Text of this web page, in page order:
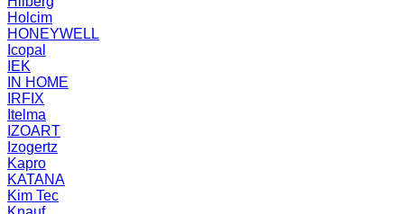
Holcim
HONEYWELL
Icopal
IEK
IN HOME
IRFIX
Itelma
IZOART
Izogertz
Kapro
KATANA
Kim Tec